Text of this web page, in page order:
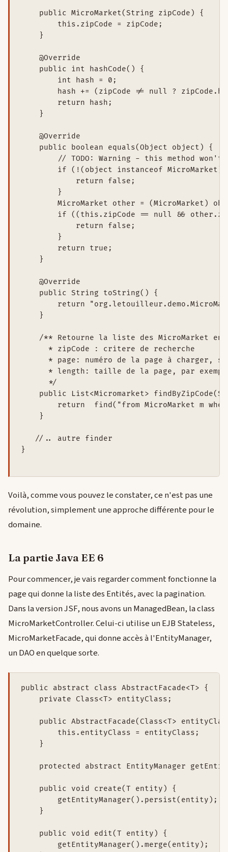
    public MicroMarket(String zipCode) {
        this.zipCode = zipCode;
    }
    @Override
    public int hashCode() {
        int hash = 0;
hash += (zipCode != null ?
        return hash;
    }
    @Override
    public boolean equals(Object object) {
// TODO: Warning - this method
if (!(object instanceof
            return false;
        }
MicroMarket other = (MicroMarket)
if ((this.zipCode == null &&
            return false;
        }
        return true;
    }
    @Override
    public String toString() {
return
    }
/** Retourne la liste des MicroMarket
      * zipCode : critere de recherche
* page: numéro de la page à charger,
* length: taille de la page, par
      */
public List<Micromarket>
return  find("from MicroMarket m
    }
   //.. autre finder
}
Voilà, comme vous pouvez le constater, ce n'est pas une
révolution, simplement une approche différente pour le
domaine.
La partie Java EE 6
Pour commencer, je vais regarder comment fonctionne la
page qui donne la liste des Entités, avec la pagination.
Dans la version JSF, nous avons un ManagedBean, la class
MicroMarketController. Celui-ci utilise un EJB Stateless,
MicroMarketFacade, qui donne accès à l'EntityManager,
un DAO en quelque sorte.
public abstract class AbstractFacade<T> {
    private Class<T> entityClass;
public AbstractFacade(Class<T>
        this.entityClass = entityClass;
    }
protected abstract EntityManager
    public void create(T entity) {
        getEntityManager().persist(entity);
    }
    public void edit(T entity) {
        getEntityManager().merge(entity);